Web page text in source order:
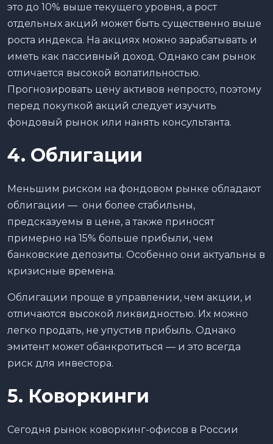
это до 10% выше текущего уровня, а рост
отдельных акций может быть существенно выше
роста индекса. На акциях можно зарабатывать и
иметь как пассивный доход. Однако сам рынок
отличается высокой волатильностью.
Прогнозировать цену активов непросто, поэтому
перед покупкой акций следует изучить
фондовый рынок или нанять консультанта.
4. Облигации
Меньшим риском на фондовом рынке обладают
облигации — они более стабильны,
предсказуемы в цене, а также приносят
примерно на 15% больше прибыли, чем
банковские депозиты. Особенно они актуальны в
кризисные времена.
Облигации проще в управлении, чем акции, и
отличаются высокой ликвидностью. Их можно
легко продать, не упустив прибыль. Однако
эмитент может обанкротиться — и это всегда
риск для инвестора.
5. Коворкинги
Сегодня рынок коворкинг-офисов в России